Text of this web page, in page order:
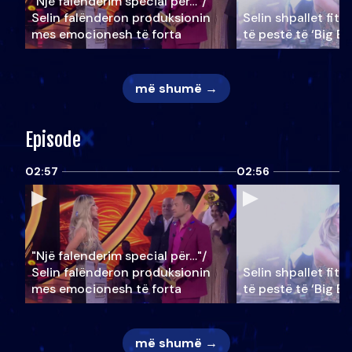
Selin falënderon produksionin
mes emocionesh të forta
Selin shpallet
të pestë të ‘Big
më shumë →
Episode
02:57
"Një falenderim special për…"/
Selin falënderon produksionin
mes emocionesh të forta
02:56
Selin shpallet
të pestë të ‘Big
më shumë →